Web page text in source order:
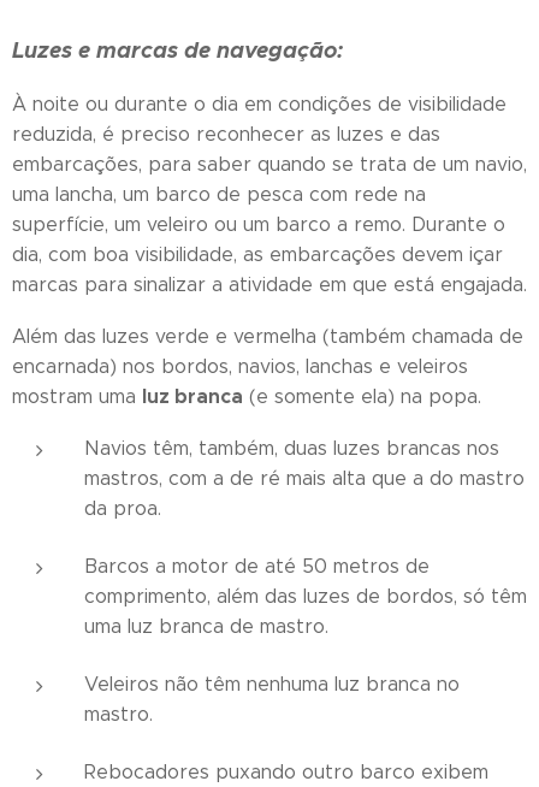
Luzes e marcas de navegação:
À noite ou durante o dia em condições de visibilidade
reduzida, é preciso reconhecer as luzes e das
embarcações, para saber quando se trata de um navio,
uma lancha, um barco de pesca com rede na
superfície, um veleiro ou um barco a remo. Durante o
dia, com boa visibilidade, as embarcações devem içar
marcas para sinalizar a atividade em que está engajada.
Além das luzes verde e vermelha (também chamada de
encarnada) nos bordos, navios, lanchas e veleiros
mostram uma luz branca (e somente ela) na popa.
Navios têm, também, duas luzes brancas nos
mastros, com a de ré mais alta que a do mastro
da proa.
Barcos a motor de até 50 metros de
comprimento, além das luzes de bordos, só têm
uma luz branca de mastro.
Veleiros não têm nenhuma luz branca no
mastro.
Rebocadores puxando outro barco exibem